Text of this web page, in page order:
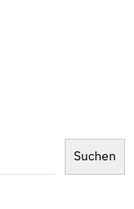
Suchen